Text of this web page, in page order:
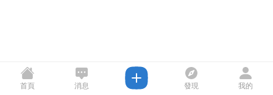
首頁 消息 發現 我的